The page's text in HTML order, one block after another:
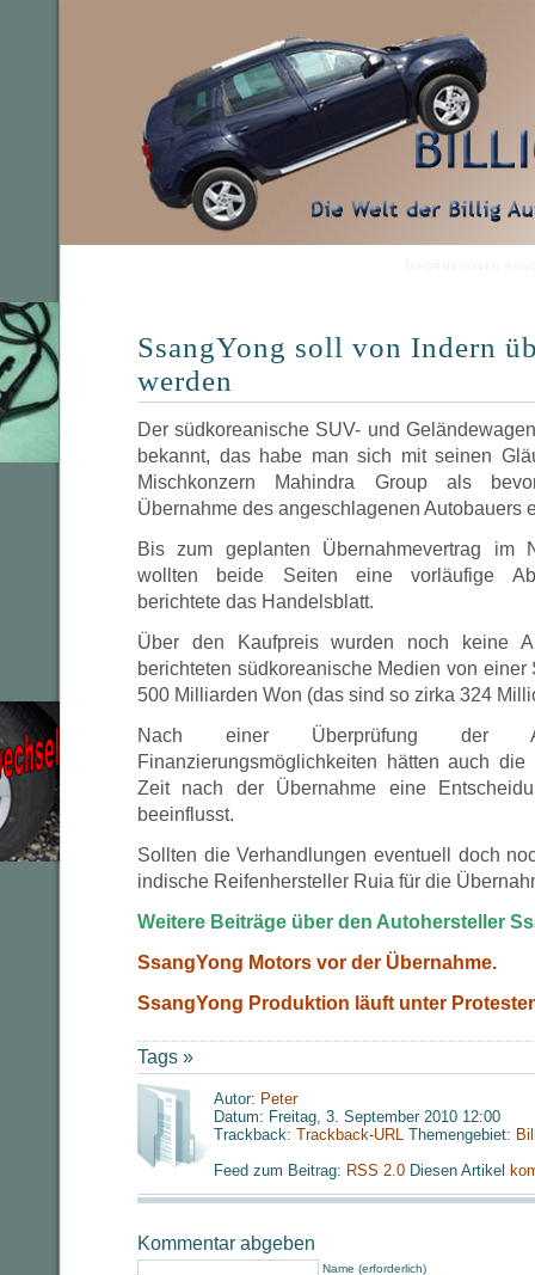
SsangYong soll von Indern
werden
Der südkoreanische SUV- und
bekannt, das habe man sich mit seinen
Mischkonzern Mahindra Group als
Übernahme des angeschlagenen Autobauers
Bis zum geplanten Übernahmevertrag im
wollten beide Seiten eine vorläufige
berichtete das Handelsblatt.
Über den Kaufpreis wurden noch keine
berichteten südkoreanische Medien von
500 Milliarden Won (das sind so zirka 324
Nach einer Überprüfung der
Finanzierungsmöglichkeiten hätten auch
Zeit nach der Übernahme eine
beeinflusst.
Sollten die Verhandlungen eventuell doch
indische Reifenhersteller Ruia für die
Weitere Beiträge über den Autohersteller
SsangYong Motors vor der Übernahme.
SsangYong Produktion läuft unter
Tags »
Autor: Peter
Datum: Freitag, 3. September 2010 12:00
Trackback: Trackback-URL Themengebiet:
Feed zum Beitrag: RSS 2.0 Diesen Artikel
Kommentar abgeben
Name (erforderlich)